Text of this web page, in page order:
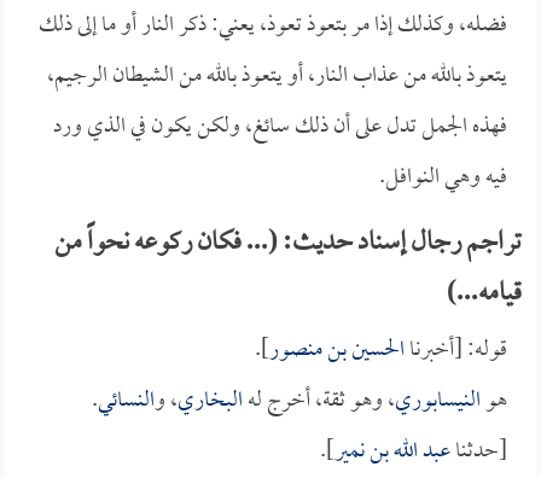
فضله، وكذلك إذا مر بتعوذ تعوذ، يعني: ذكر النار أو ما إلى ذلك
يتعوذ بالله من عذاب النار، أو يتعوذ بالله من الشيطان الرجيم،
فهذه الجمل تدل على أن ذلك سائغ، ولكن يكون في الذي ورد
فيه وهي النوافل.
تراجم رجال إسناد حديث: (... فكان ركوعه نحواً من
قيامه...)
قوله: [أخبرناالحسين بن منصور].
هوالنيسابوري، وهو ثقة، أخرج لهالبخاري، والنسائي.
[حدثناعبد الله بن نمير].